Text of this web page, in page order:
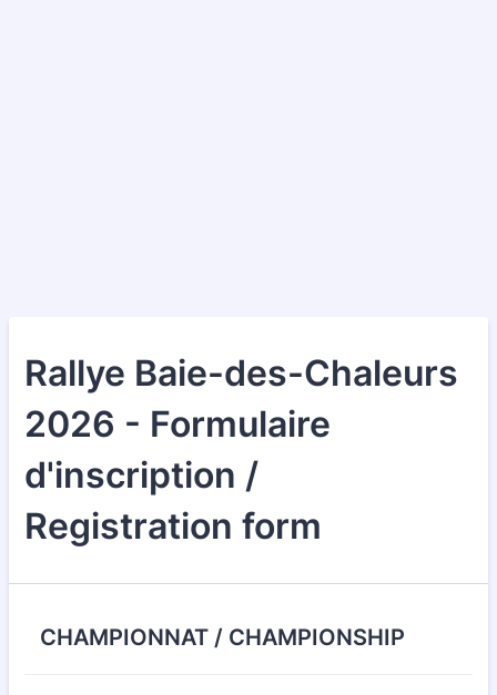
Rallye Baie-des-Chaleurs
2026 - Formulaire
d'inscription /
Registration form
CHAMPIONNAT / CHAMPIONSHIP